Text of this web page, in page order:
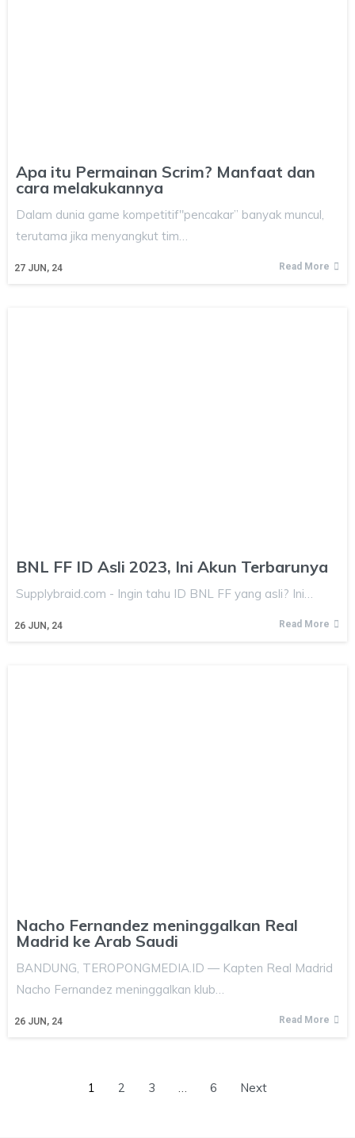
Apa itu Permainan Scrim? Manfaat dan
cara melakukannya
27 JUN, 24
Dalam dunia game kompetitif"pencakar” banyak muncul,
terutama jika menyangkut tim…
Read More
BNL FF ID Asli 2023, Ini Akun Terbarunya
26 JUN, 24
Supplybraid.com - Ingin tahu ID BNL FF yang asli? Ini…
Read More
Nacho Fernandez meninggalkan Real
Madrid ke Arab Saudi
26 JUN, 24
BANDUNG, TEROPONGMEDIA.ID — Kapten Real Madrid
Nacho Fernandez meninggalkan klub…
Read More
1 2 3 … 6 Next